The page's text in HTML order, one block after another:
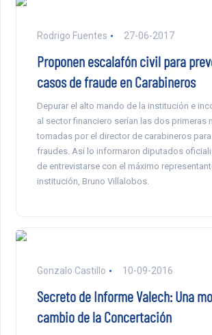
Rodrigo Fuentes 27-06-2017
Proponen escalafón civil para
casos de fraude en Carabineros
Depurar el alto mando de la institución e
al sector financiero serían las dos primeras
tomadas por el director de carabineros
fraudes. Así lo informaron diputados
de entrevistarse con el máximo
institución, Bruno Villalobos.
Gonzalo Castillo 10-09-2016
Secreto de Informe Valech: Una
cambio de la Concertación